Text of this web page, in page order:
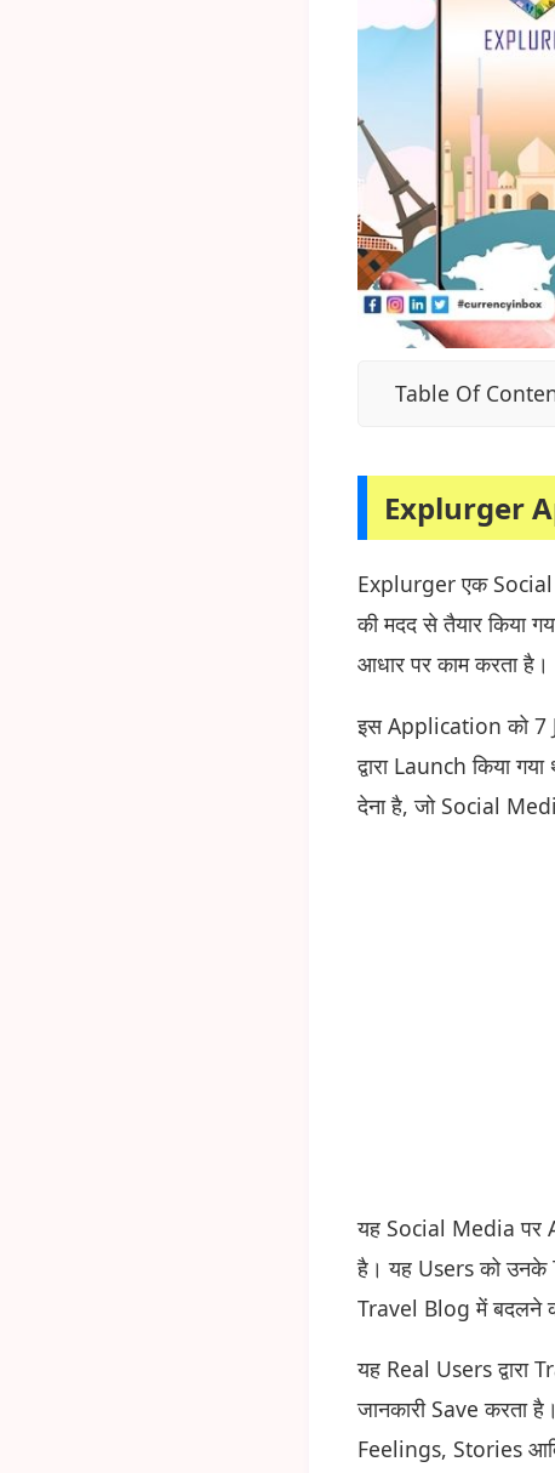
Table Of
Explurger
Explurger एक
की मदद से तैयार
आधार पर काम करता है।
इस Application को 7
द्वारा Launch किया
देना है, जो Social
यह Social Media पर
है। यह Users को
Travel Blog में बदलने
यह Real Users
जानकारी Save
Feelings, Stories